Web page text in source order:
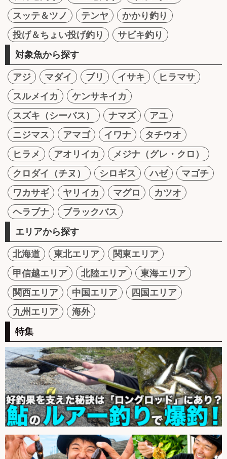
スッテ＆ツノ
テンヤ
かかり釣り
投げ＆ちょい投げ釣り
サビキ釣り
対象魚から探す
アジ マダイ ブリ イサキ
ヒラマサ
スルメイカ
ケンサキイカ
スズキ（シーバス）
ナマズ
アユ
ニジマス
アマゴ イワナ
タチウオ
ヒラメ
アオリイカ
メジナ（グレ・クロ）
クロダイ（チヌ）
シロギス ハゼ
マゴチ
ワカサギ
ヤリイカ マグロ
カツオ
ヘラブナ
ブラックバス
エリアから探す
北海道 東北エリア
関東エリア
甲信越エリア
北陸エリア
東海エリア
関西エリア
中国エリア
四国エリア
九州エリア
海外
特集